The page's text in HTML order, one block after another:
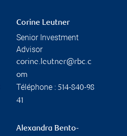
Corine Leutner
Senior Investment
Advisor
corine.leutner@rbc.c
om
Téléphone : 514-840-98
41
Alexandra Bento-